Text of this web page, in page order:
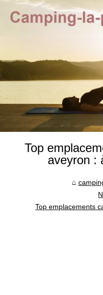
Top
aveyron :
Top emplacements